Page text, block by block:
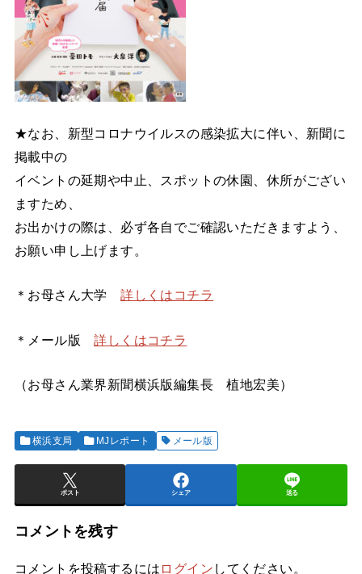
★なお、新型コロナウイルスの感染拡大に伴い、新聞に
掲載中の
イベントの延期や中止、スポットの休園、休所がござい
ますため、
お出かけの際は、必ず各自でご確認いただきますよう、
お願い申し上げます。
＊お母さん大学詳しくはコチラ
＊メール版詳しくはコチラ
（お母さん業界新聞横浜版編集長 植地宏美）
横浜支局 MJレポート メール版
ポスト シェア 送る
コメントを残す
コメントを投稿するには ログイン してください。